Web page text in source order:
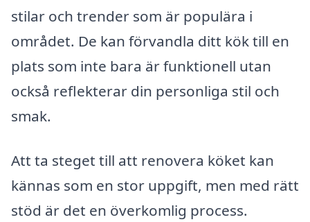
stilar och trender som är populära i
området. De kan förvandla ditt kök till en
plats som inte bara är funktionell utan
också reflekterar din personliga stil och
smak.
Att ta steget till att renovera köket kan
kännas som en stor uppgift, men med rätt
stöd är det en överkomlig process.